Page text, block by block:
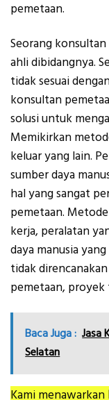
pemetaan.
Seorang
ahli dibidangnya.
tidak sesuai
konsultan
solusi untuk
Memikirkan
keluar yang lain.
sumber daya
hal yang sangat
pemetaan.
kerja, peralatan
daya manusia
tidak
pemetaan, proyek
Baca Juga : Jasa
Selatan
Kami menawarkan